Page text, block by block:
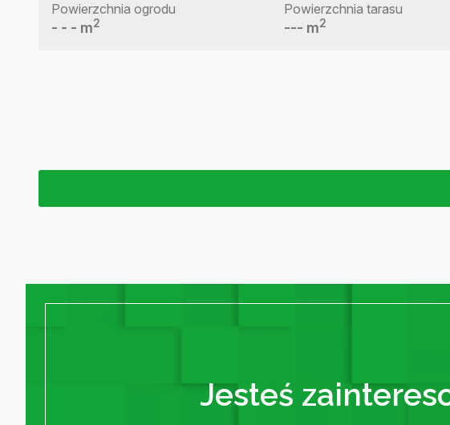
Powierzchnia ogrodu
- - - m2
Powierzchnia tarasu
--- m2
Jesteś